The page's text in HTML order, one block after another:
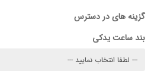
گزینه های در دسترس
بند ساعت یدکی